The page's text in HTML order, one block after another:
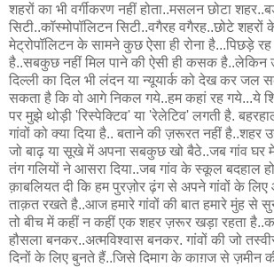
शहरों का भी वर्गीकरण नहीं होता..मसलन छोटा
सिटी..कॉस्मोपॉलिटन सिटी..वगैरह वगैरह..छोटे शहरों
मेट्रोपॉलिटन के सामने कुछ ऐसा ही रोना है...पिछड़े रह
है..सबकुछ नहीं मिल पाने की ऐसी ही कसक है..लेकिन
दिल्ली का दिल भी लंदन या न्यूयार्क को देख कर जल
सकता है कि वो आगे निकल गये..हम कहां रह गये...ये
पर मुझे थोड़ी 'रिस्पेक्टिव' या 'रेलेटिव' लगती है.
गांवों को क्या दिया है.. बताने की ज़रूरत नहीं
जो बाढ़ या सूखे में अपना सबकुछ खो बैठे..जब गांव घर में
तंग गलियों ने आसरा दिया..जब गांव के स्कूल बदहाल
क़ाबलियत दी कि हम पुरज़ोर ढ़ंग से अपने गांवों के लिए
ताक़त रखते है..आज हमारे गांवों की बात हमारे मुंह से
तो बीच में कहीं न कहीं एक शहर ज़रूर खड़ा रहता
हौसला बनकर..अत्मविश्वास बनकर. गांवों की जो
दिनों के लिए बुनते हैं..जिसे दिमाग के काग़ज से ज़मीन